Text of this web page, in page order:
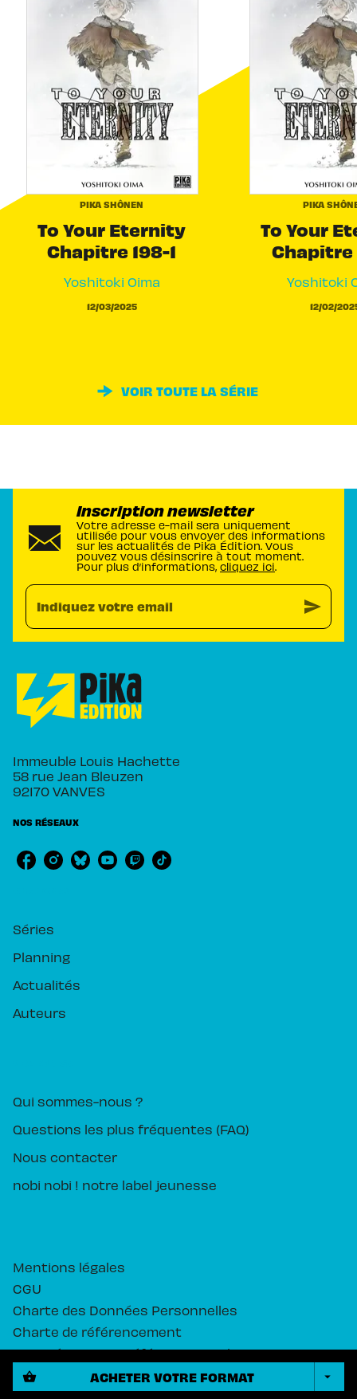
shopping_basket ACHETER VOTRE FORMAT arrow_drop_down
PIKA SHÔNEN
To Your Eternity
Chapitre 198-1
Yoshitoki Oima
12/03/2025
PIKA
To Your
Chapitre
Yoshitoki
12/02/
VOIR TOUTE LA SÉRIE
Inscription newsletter
Votre adresse e-mail sera uniquement
utilisée pour vous envoyer des informations
sur les actualités de Pika Édition. Vous
pouvez vous désinscrire à tout moment.
Pour plus d’informations, cliquez ici.
Indiquez votre email send
Immeuble Louis Hachette
58 rue Jean Bleuzen
92170 VANVES
NOS RÉSEAUX
Séries
Planning
Actualités
Auteurs
Qui sommes-nous ?
Questions les plus fréquentes (FAQ)
Nous contacter
nobi nobi ! notre label jeunesse
Mentions légales
CGU
Charte des Données Personnelles
Charte de référencement
Paramétrez vos préférences cookies